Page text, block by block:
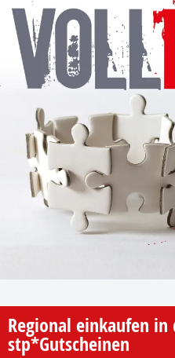
Regional einkaufen
stp*Gutscheinen